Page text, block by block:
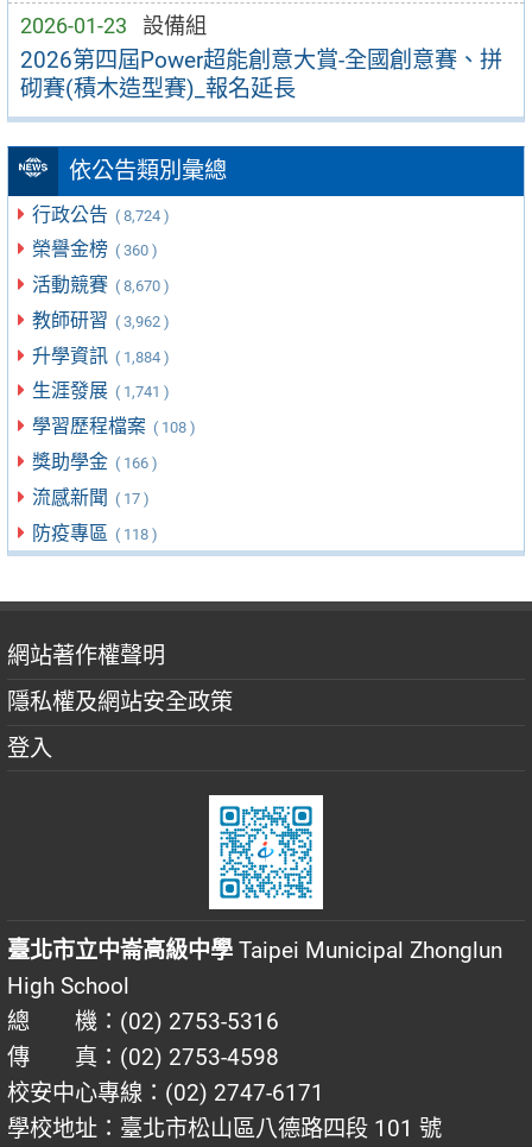
2026-01-23 設備組
2026第四屆Power超能創意大賞-全國創意賽、拼
砌賽(積木造型賽)_報名延長
依公告類別彙總
行政公告 ( 8,724 )
榮譽金榜 ( 360 )
活動競賽 ( 8,670 )
教師研習 ( 3,962 )
升學資訊 ( 1,884 )
生涯發展 ( 1,741 )
學習歷程檔案 ( 108 )
獎助學金 ( 166 )
流感新聞 ( 17 )
防疫專區 ( 118 )
網站著作權聲明
隱私權及網站安全政策
登入
臺北市立中崙高級中學 Taipei Municipal Zhonglun
High School
總 機：(02) 2753-5316
傳 真：(02) 2753-4598
校安中心專線：(02) 2747-6171
學校地址：臺北市松山區八德路四段 101 號